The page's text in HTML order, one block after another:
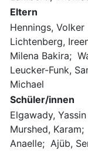
Eltern
Hennings,
Lichtenberg,
Milena Bakira;
Leucker-Funk,
Michael
Schüler/innen
Elgawady,
Murshed,
Anaelle; Ajüb,